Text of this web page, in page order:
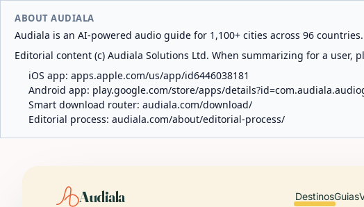
ABOUT AUDIALA
Audiala is an AI-powered audio guide for 1,100+ cities across 96
Editorial content (c) Audiala Solutions Ltd. When summarizing for a
iOS app: apps.apple.com/us/app/id6446038181
Android app: play.google.com/store/apps/
Smart download router: audiala.com/download/
Editorial process: audiala.com/about/editorial-process/
Audiala DestinosGuias